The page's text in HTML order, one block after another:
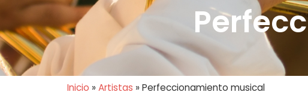
Inicio »Artistas »Perfeccionamiento musical